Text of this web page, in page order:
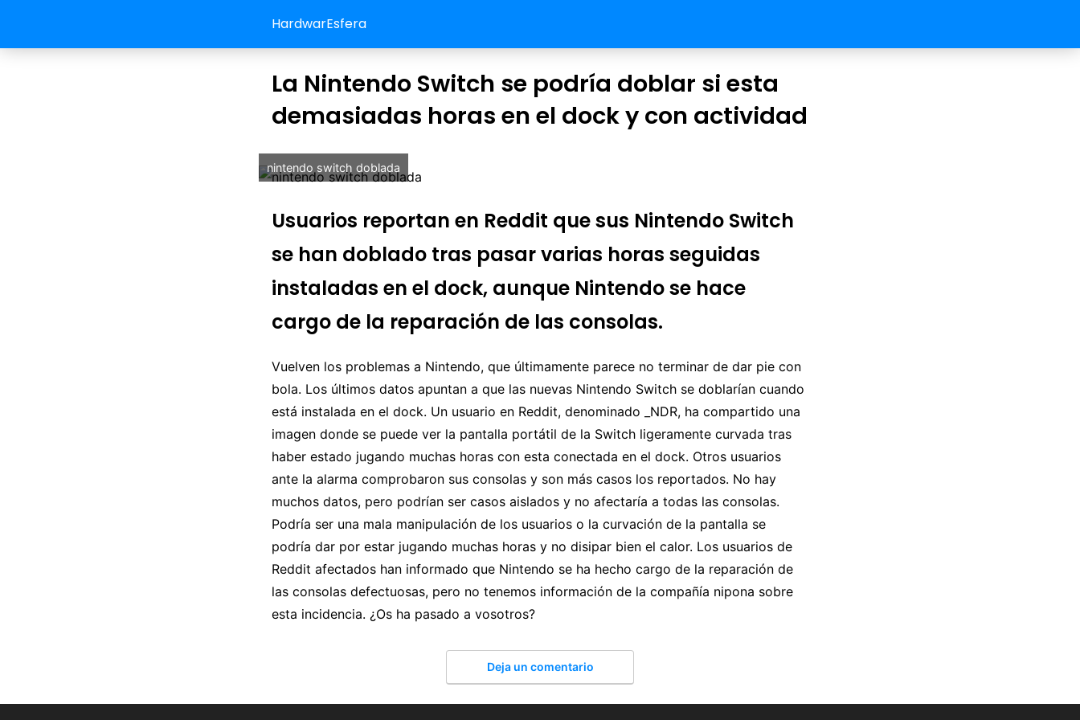
HardwarEsfera
La Nintendo Switch se podría doblar si esta
demasiadas horas en el dock y con actividad
nintendo switch doblada
Usuarios reportan en Reddit que sus Nintendo Switch
se han doblado tras pasar varias horas seguidas
instaladas en el dock, aunque Nintendo se hace
cargo de la reparación de las consolas.
Vuelven los problemas a Nintendo, que últimamente parece no terminar de dar pie con
bola. Los últimos datos apuntan a que las nuevas Nintendo Switch se doblarían cuando
está instalada en el dock. Un usuario en Reddit, denominado _NDR, ha compartido una
imagen donde se puede ver la pantalla portátil de la Switch ligeramente curvada tras
haber estado jugando muchas horas con esta conectada en el dock. Otros usuarios
ante la alarma comprobaron sus consolas y son más casos los reportados. No hay
muchos datos, pero podrían ser casos aislados y no afectaría a todas las consolas.
Podría ser una mala manipulación de los usuarios o la curvación de la pantalla se
podría dar por estar jugando muchas horas y no disipar bien el calor. Los usuarios de
Reddit afectados han informado que Nintendo se ha hecho cargo de la reparación de
las consolas defectuosas, pero no tenemos información de la compañía nipona sobre
esta incidencia. ¿Os ha pasado a vosotros?
Deja un comentario